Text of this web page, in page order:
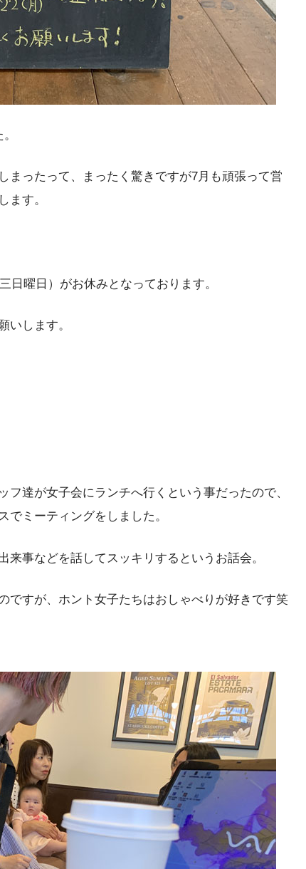
まったって、まったく驚きですが7月も頑張って営
ます。
日曜日）がお休みとなっております。
いします。
フ達が女子会にランチへ行くという事だったので、
でミーティングをしました。
来事などを話してスッキリするというお話会。
ですが、ホント女子たちはおしゃべりが好きです笑